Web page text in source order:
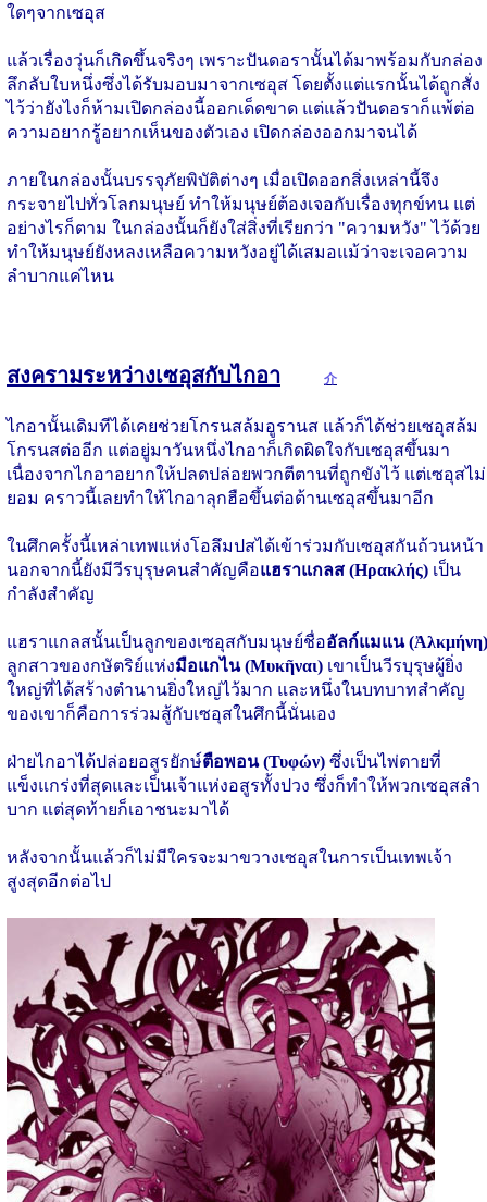
ใดๆจากเซอุส
แล้วเรื่องวุ่นก็เกิดขึ้นจริงๆ เพราะปันดอรานั้นได้มาพร้อมกับกล่อง
ลึกลับใบหนึ่งซึ่งได้รับมอบมาจากเซอุส โดยตั้งแต่แรกนั้นได้ถูกสั่ง
ไว้ว่ายังไงก็ห้ามเปิดกล่องนี้ออกเด็ดขาด แต่แล้วปันดอราก็แพ้ต่อ
ความอยากรู้อยากเห็นของตัวเอง เปิดกล่องออกมาจนได้
ภายในกล่องนั้นบรรจุภัยพิบัติต่างๆ เมื่อเปิดออกสิ่งเหล่านี้จึง
กระจายไปทั่วโลกมนุษย์ ทำให้มนุษย์ต้องเจอกับเรื่องทุกข์ทน แต่
อย่างไรก็ตาม ในกล่องนั้นก็ยังใส่สิ่งที่เรียกว่า "ความหวัง" ไว้ด้วย
ทำให้มนุษย์ยังหลงเหลือความหวังอยู่ได้เสมอแม้ว่าจะเจอความ
ลำบากแค่ไหน
สงครามระหว่างเซอุสกับไกอา 介
ไกอานั้นเดิมทีได้เคยช่วยโกรนสล้มอูรานส แล้วก็ได้ช่วยเซอุสล้ม
โกรนสต่ออีก แต่อยู่มาวันหนึ่งไกอาก็เกิดผิดใจกับเซอุสขึ้นมา
เนื่องจากไกอาอยากให้ปลดปล่อยพวกตีตานที่ถูกขังไว้ แต่เซอุสไม่
ยอม คราวนี้เลยทำให้ไกอาลุกฮือขึ้นต่อต้านเซอุสขึ้นมาอีก
ในศึกครั้งนี้เหล่าเทพแห่งโอลึมปสได้เข้าร่วมกับเซอุสกันถ้วนหน้า
นอกจากนี้ยังมีวีรบุรุษคนสำคัญคือแฮราแกลส (Ηρακλής) เป็น
กำลังสำคัญ
แฮราแกลสนั้นเป็นลูกของเซอุสกับมนุษย์ชื่ออัลก์แมแน (Ἀλκμήνη)
ลูกสาวของกษัตริย์แห่งมือแกไน (Μυκῆναι) เขาเป็นวีรบุรุษผู้ยิ่ง
ใหญ่ที่ได้สร้างตำนานยิ่งใหญ่ไว้มาก และหนึ่งในบทบาทสำคัญ
ของเขาก็คือการร่วมสู้กับเซอุสในศึกนี้นั่นเอง
ฝ่ายไกอาได้ปล่อยอสูรยักษ์ตือพอน (Τυφών) ซึ่งเป็นไพ่ตายที่
แข็งแกร่งที่สุดและเป็นเจ้าแห่งอสูรทั้งปวง ซึ่งก็ทำให้พวกเซอุสลำ
บาก แต่สุดท้ายก็เอาชนะมาได้
หลังจากนั้นแล้วก็ไม่มีใครจะมาขวางเซอุสในการเป็นเทพเจ้า
สูงสุดอีกต่อไป